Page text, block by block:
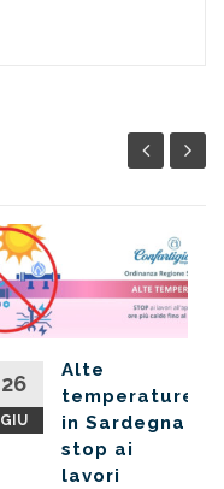
26
GIU
Alte
temperature:
in Sardegna
stop ai
lavori